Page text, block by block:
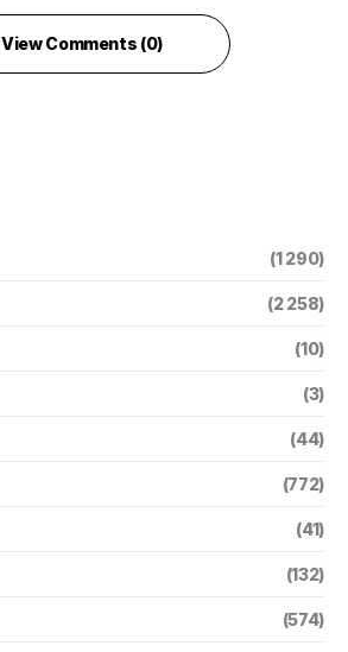
View Comments (0)
(1 290)
(2 258)
(10)
(3)
(44)
(772)
(41)
(132)
(574)